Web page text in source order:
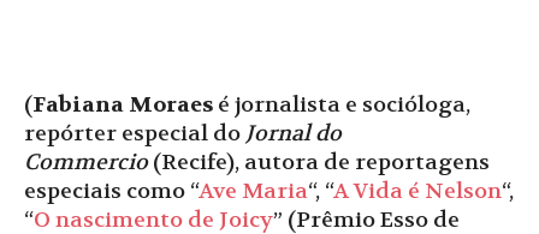
(Fabiana Moraes é jornalista e socióloga,
repórter especial do Jornal do
Commercio(Recife), autora de reportagens
especiais como “Ave Maria“, “A Vida é Nelson“,
“O nascimento de Joicy” (Prêmio Esso de